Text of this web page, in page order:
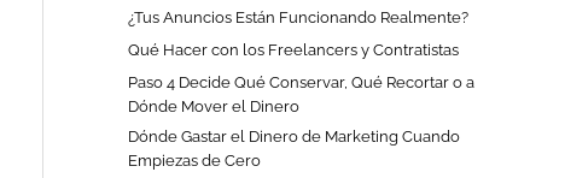
¿Tus Anuncios Están Funcionando Realmente?
Qué Hacer con los Freelancers y Contratistas
Paso 4 Decide Qué Conservar, Qué Recortar o a
Dónde Mover el Dinero
Dónde Gastar el Dinero de Marketing Cuando
Empiezas de Cero